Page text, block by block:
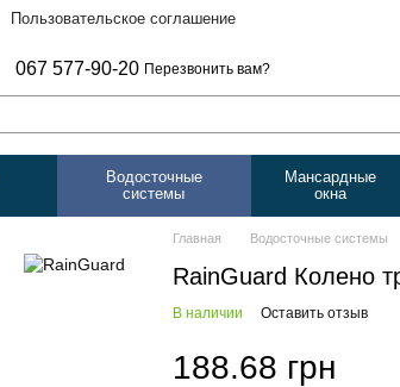
Пользовательское соглашение
067 577-90-20 Перезвонить вам?
Водосточные
системы
Мансардные
окна
Главная Водосточные системы
RainGuard Колено
В наличии Оставить отзыв
188.68 грн